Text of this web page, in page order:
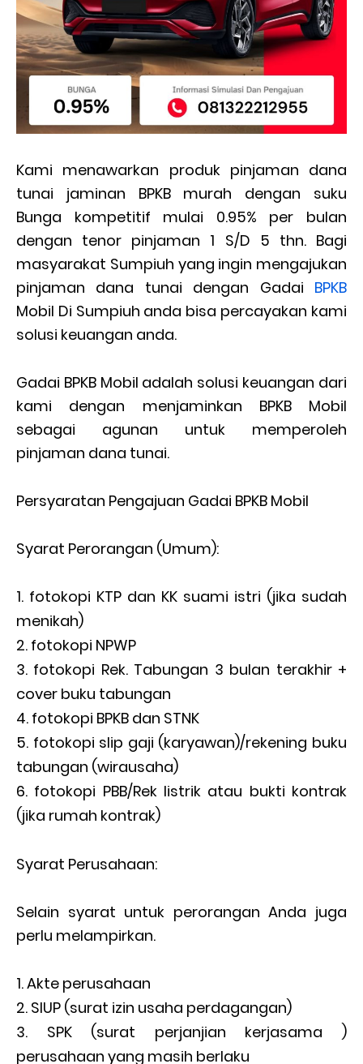
Kami menawarkan produk pinjaman dana
tunai jaminan BPKB murah dengan suku
Bunga kompetitif mulai 0.95% per bulan
dengan tenor pinjaman 1 S/D 5 thn. Bagi
masyarakat Sumpiuh yang ingin mengajukan
pinjaman dana tunai dengan Gadai BPKB
Mobil Di Sumpiuh anda bisa percayakan kami
solusi keuangan anda.
Gadai BPKB Mobil adalah solusi keuangan dari
kami dengan menjaminkan BPKB Mobil
sebagai agunan untuk memperoleh
pinjaman dana tunai.
Persyaratan Pengajuan Gadai BPKB Mobil
Syarat Perorangan (Umum):
fotokopi KTP dan KK suami istri (jika sudah
menikah)
fotokopi NPWP
fotokopi Rek. Tabungan 3 bulan terakhir +
cover buku tabungan
fotokopi BPKB dan STNK
fotokopi slip gaji (karyawan)/rekening buku
tabungan (wirausaha)
fotokopi PBB/Rek listrik atau bukti kontrak
(jika rumah kontrak)
Syarat Perusahaan:
Selain syarat untuk perorangan Anda juga
perlu melampirkan.
Akte perusahaan
SIUP (surat izin usaha perdagangan)
SPK (surat perjanjian kerjasama )
perusahaan yang masih berlaku